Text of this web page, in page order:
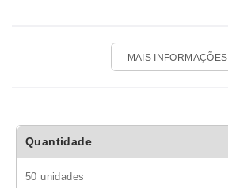
MAIS INFORMAÇÕES
Quantidade
50 unidades